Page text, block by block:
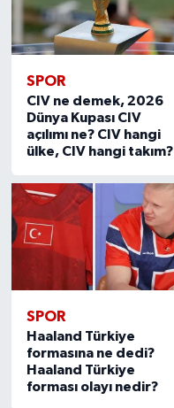
SPOR
CIV ne demek, 2026
Dünya Kupası CIV
açılımı ne? CIV hangi
ülke, CIV hangi takım?
SPOR
Haaland Türkiye
formasına ne dedi?
Haaland Türkiye
forması olayı nedir?